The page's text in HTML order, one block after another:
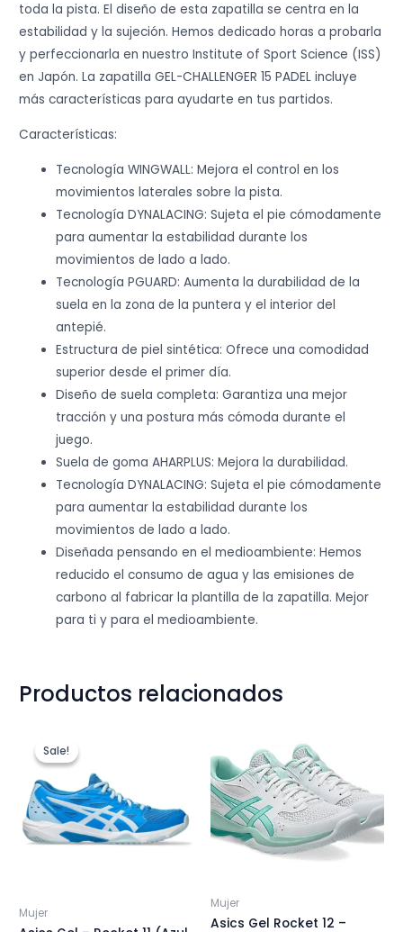
toda la pista. El diseño de esta zapatilla se centra en la
estabilidad y la sujeción. Hemos dedicado horas a probarla
y perfeccionarla en nuestro Institute of Sport Science (ISS)
en Japón. La zapatilla GEL-CHALLENGER 15 PADEL incluye
más características para ayudarte en tus partidos.
Características:
Tecnología WINGWALL: Mejora el control en los
movimientos laterales sobre la pista.
Tecnología DYNALACING: Sujeta el pie cómodamente
para aumentar la estabilidad durante los
movimientos de lado a lado.
Tecnología PGUARD: Aumenta la durabilidad de la
suela en la zona de la puntera y el interior del
antepié.
Estructura de piel sintética: Ofrece una comodidad
superior desde el primer día.
Diseño de suela completa: Garantiza una mejor
tracción y una postura más cómoda durante el
juego.
Suela de goma AHARPLUS: Mejora la durabilidad.
Tecnología DYNALACING: Sujeta el pie cómodamente
para aumentar la estabilidad durante los
movimientos de lado a lado.
Diseñada pensando en el medioambiente: Hemos
reducido el consumo de agua y las emisiones de
carbono al fabricar la plantilla de la zapatilla. Mejor
para ti y para el medioambiente.
Productos relacionados
Sale!
Sale!
Mujer
Mujer
Asics Gel Rocket 12 –